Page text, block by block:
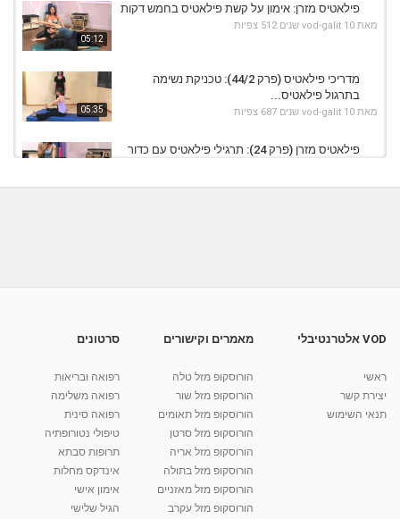
05:12
פילאטיס מזרן: אימון על קשת פילאטיס בחמש דקות
מאת vod-galit 10 שנים 512 צפיות
05:35
מדריכי פילאטיס (פרק 44/2): טכניקת נשימה
בתרגול פילאטיס...
מאת vod-galit 10 שנים 687 צפיות
פילאטיס מזרן (פרק 24): תרגילי פילאטיס עם כדור
מאת vod-galit 10 שנים
10:17
קרין גורן - העוגה המתגלצ’ת ללא קמח
38.5k צפיות
יוסי שר - מתמחה בשיטת אלכסנדר וטאי צ'י
VOD אלטרנטיבלי
ראשי
יצירת קשר
תנאי השימוש
מאמרים וקישורים
הורוסקופ מזל טלה
הורוסקופ מזל שור
הורוסקופ מזל תאומים
הורוסקופ מזל סרטן
הורוסקופ מזל אריה
הורוסקופ מזל בתולה
הורוסקופ מזל מאזניים
הורוסקופ מזל עקרב
סרטונים
רפואה ובריאות
רפואה משלימה
רפואה סינית
טיפולי נטורופתיה
תרופות סבתא
אינדקס מחלות
אימון אישי
הגיל שלישי